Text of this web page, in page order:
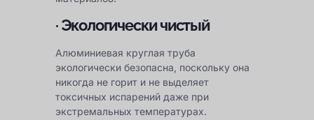
· Экологически чистый
Алюминиевая круглая труба
экологически безопасна, поскольку она
никогда не горит и не выделяет
токсичных испарений даже при
экстремальных температурах.